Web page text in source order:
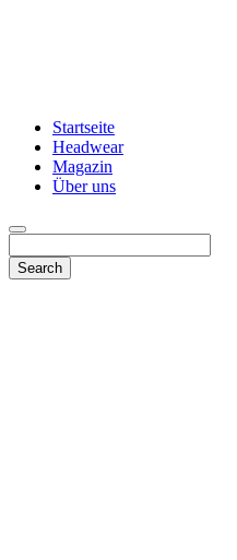
Startseite
Headwear
Magazin
Über uns